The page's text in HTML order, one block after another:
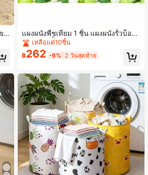
น
ห
ปิ้
ห้
แผงผนังพืชเทียม 1 ชิ้น แผงผนังรั้วบ็อก
ซ์วูด ฉากกั้นความเป็นส่วนตัวหญ้าเทีย
ม สำหรับตกแต่งสวนในร่มและกลางแจ้
ง หลังบ้าน ฉากหลังผนังพืชสีเขียว
เหลือแค่10ชิ้น
฿262 -6% 2 วันสุดท้าย